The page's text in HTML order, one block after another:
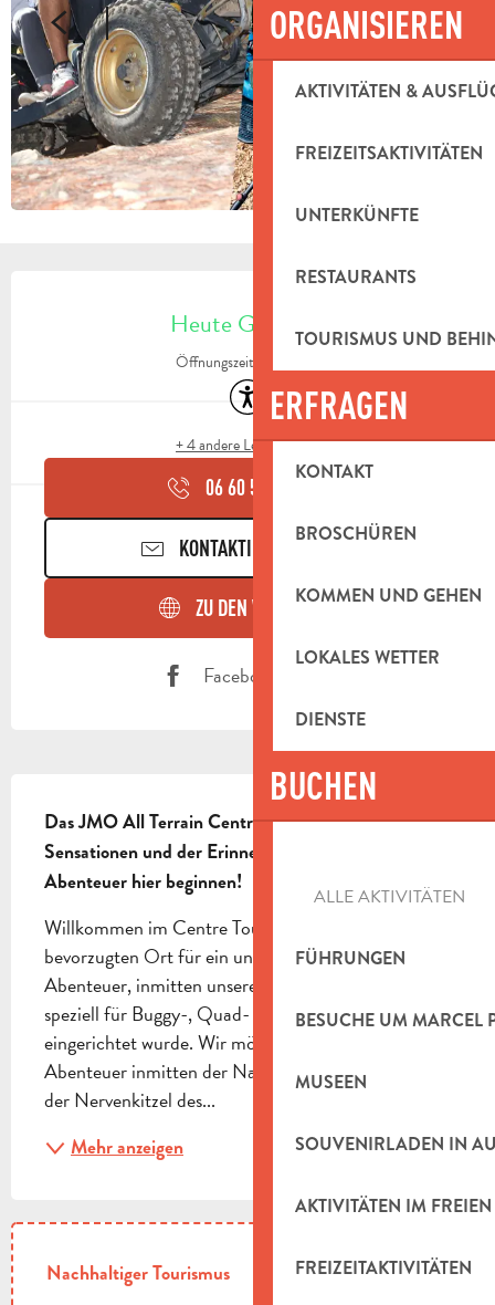
ORGANISIEREN
AKTIVITÄTEN &
FREIZEITSAKTIVITÄTEN
UNTERKÜNFTE
RESTAURANTS
TOURISMUS UND
ERFRAGEN
KONTAKT
BROSCHÜREN
KOMMEN UND GEHEN
LOKALES WETTER
DIENSTE
BUCHEN
ALLE AKTIVITÄTEN
FÜHRUNGEN
BESUCHE UM MARCEL
MUSEEN
SOUVENIRLADEN IN
AKTIVITÄTEN IM FREIEN
FREIZEITAKTIVITÄTEN
ÖFFNUNGSZEITEN &
Heute Geöffnet
Öffnungszeiten ansehen
Zugänglichkeit
+ 4 andere Leistung(en)
06 60 50 66
KONTAKTIEREN SIE UNS
ZU DEN WEBSEITEN
Facebook Seite
Das JMO All Terrain Centre, ein Ort der Flucht, der
Sensationen und der Erinnerungen. Lassen Sie Ihr
Abenteuer hier beginnen!
Willkommen im Centre Tout Terrain JMO, dem
bevorzugten Ort für ein unvergessliches Offroad-
Abenteuer, inmitten unseres Privatgeländes, das
speziell für Buggy-, Quad- und E-Trott-Touren
eingerichtet wurde. Wir möchten Ihnen ein
Abenteuer inmitten der Natur bieten, bei dem sich
der Nervenkitzel des...
Mehr anzeigen
Nachhaltiger Tourismus